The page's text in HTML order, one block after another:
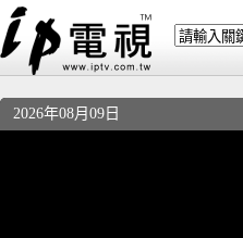
2026年08月09日